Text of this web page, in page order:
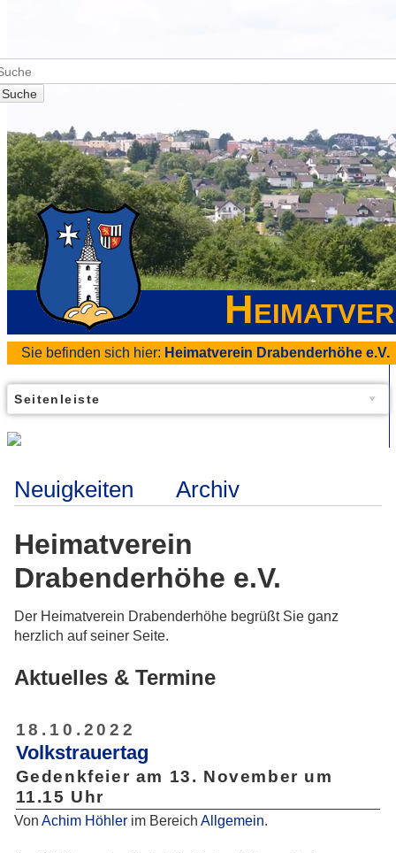
Suche
Sie befinden sich hier: Heimatverein Drabenderhöhe e.V.
Seitenleiste
Neuigkeiten Archiv
Heimatverein
Drabenderhöhe e.V.
Der Heimatverein Drabenderhöhe begrüßt Sie ganz
herzlich auf seiner Seite.
Aktuelles & Termine
18.10.2022
Volkstrauertag
Gedenkfeier am 13. November um
11.15 Uhr
Von Achim Höhler im Bereich Allgemein.